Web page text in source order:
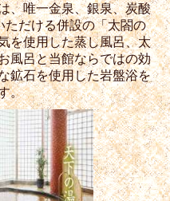
、唯一金泉、銀泉、炭酸
ただける併設の「太閤の
を使用した蒸し風呂、太
風呂と当館ならではの効
鉱石を使用した岩盤浴を
。